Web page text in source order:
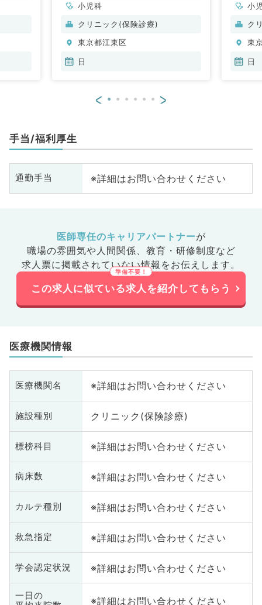
小児科
クリニック(保険診療)
東京都江東区
日
小
ク
東
日
< >
手当/福利厚生
通勤手当 ※詳細はお問い合わせください
医師専任のキャリアパートナーが
職場の雰囲気や人間関係、 教育・研修制度など
求人票に掲載されていない情報をお伝えします。
この求人に似ている求人を紹介してもらう
医療機関情報
医療機関名 ※詳細はお問い合わせください
施設種別 クリニック(保険診療)
標榜科目 ※詳細はお問い合わせください
病床数 ※詳細はお問い合わせください
カルテ種別 ※詳細はお問い合わせください
救急指定 ※詳細はお問い合わせください
学会認定状況 ※詳細はお問い合わせください
一日の
※詳細はお問い合わせください